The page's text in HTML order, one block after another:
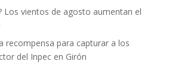
Los vientos de agosto aumentan el
recompensa para capturar a los
del Inpec en Girón